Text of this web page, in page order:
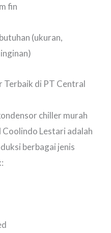
fin
(ukuran,
Terbaik di PT Central
chiller murah
Lestari adalah
berbagai jenis